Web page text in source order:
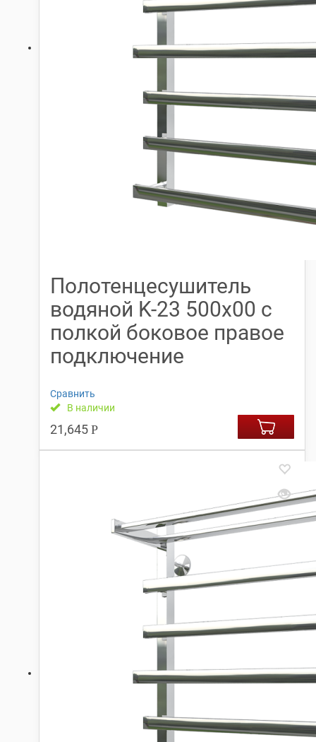
Полотенцесушитель
водяной K-23 500х00 с
полкой боковое правое
подключение
Сравнить
В наличии
21,645 Р